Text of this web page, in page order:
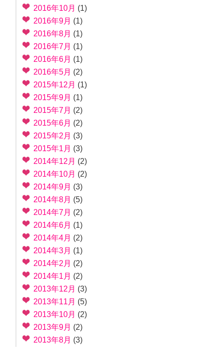
2016年10月 (1)
2016年9月 (1)
2016年8月 (1)
2016年7月 (1)
2016年6月 (1)
2016年5月 (2)
2015年12月 (1)
2015年9月 (1)
2015年7月 (2)
2015年6月 (2)
2015年2月 (3)
2015年1月 (3)
2014年12月 (2)
2014年10月 (2)
2014年9月 (3)
2014年8月 (5)
2014年7月 (2)
2014年6月 (1)
2014年4月 (2)
2014年3月 (1)
2014年2月 (2)
2014年1月 (2)
2013年12月 (3)
2013年11月 (5)
2013年10月 (2)
2013年9月 (2)
2013年8月 (3)